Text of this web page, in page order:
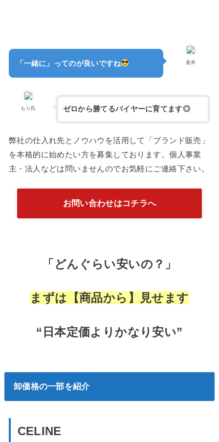
蒼井
「一緒に」ってのが良いですね
もり氏 ゼロから勝てるバイヤーに育てます◎
弊社の仕入れ先とノウハウを活用して「ブランド販売」
を本格的に始めたい方を募集しております。個人事業
主・法人などは問いませんのでお気軽にご連絡下さい。
お問い合わせはコチラへ
「どんぐらい安いの？」
まずは【商品から】見せます
“日本定価よりかなり安い”
卸価格の一部を紹介
CELINE